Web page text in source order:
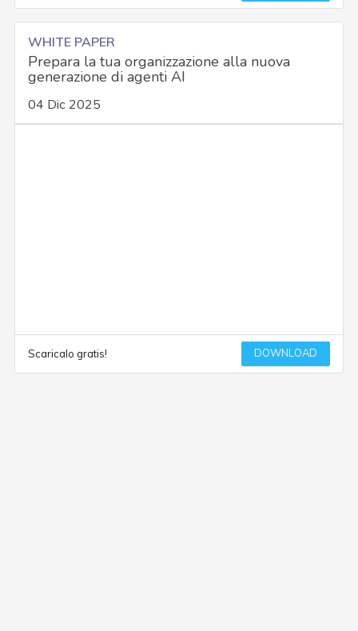
WHITE PAPER
Prepara la tua organizzazione alla nuova
generazione di agenti AI
04 Dic 2025
Scaricalo gratis! DOWNLOAD